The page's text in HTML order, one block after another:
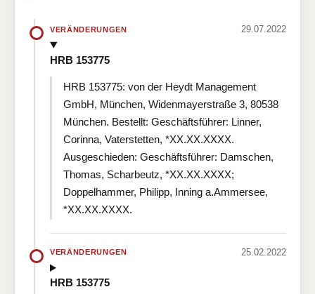
VERÄNDERUNGEN 29.07.2022
HRB 153775
HRB 153775: von der Heydt Management
GmbH, München, Widenmayerstraße 3, 80538
München. Bestellt: Geschäftsführer: Linner,
Corinna, Vaterstetten, *XX.XX.XXXX.
Ausgeschieden: Geschäftsführer: Damschen,
Thomas, Scharbeutz, *XX.XX.XXXX;
Doppelhammer, Philipp, Inning a.Ammersee,
*XX.XX.XXXX.
VERÄNDERUNGEN 25.02.2022
HRB 153775